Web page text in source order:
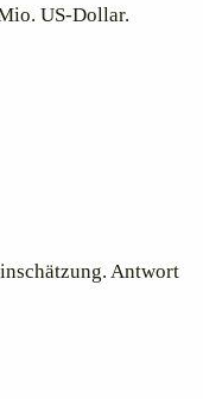
US-Dollar.
Antwort